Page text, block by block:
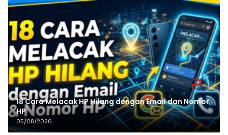
18 Cara Melacak HP Hilang dengan Email dan Nomor
HP
05/08/2026